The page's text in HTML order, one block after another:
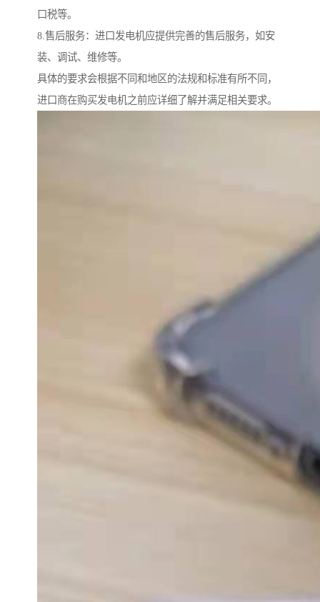
口税等。
8.售后服务：进口发电机应提供完善的售后服务，如安
装、调试、维修等。
具体的要求会根据不同和地区的法规和标准有所不同，
进口商在购买发电机之前应详细了解并满足相关要求。